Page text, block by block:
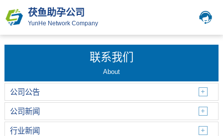
茯鱼助孕公司
YunHe Network Company
联系我们
About
公司公告
公司新闻
行业新闻